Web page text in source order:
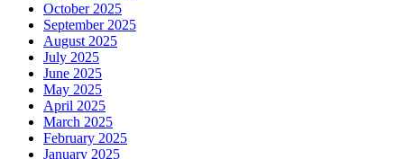
October 2025
September 2025
August 2025
July 2025
June 2025
May 2025
April 2025
March 2025
February 2025
January 2025